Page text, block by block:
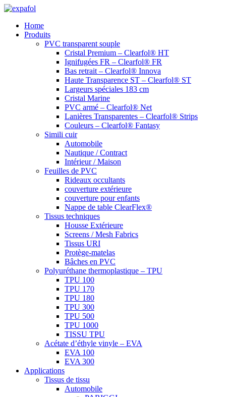
Aller
contenuHome
Produits
PVC transparent souple
Cristal Premium – Clearfol® HT
Ignifugées FR – Clearfol® FR
Bas retrait – Clearfol® Innova
Haute Transparence ST – Clearfol® ST
Largeurs spéciales 183 cm
Cristal Marine
PVC armé – Clearfol® Net
Lanières Transparentes – Clearfol® Strips
Couleurs – Clearfol® Fantasy
Simili cuir
Automobile
Nautique / Contract
Intérieur / Maison
Feuilles de PVC
Rideaux occultants
couverture extérieure
couverture pour enfants
Nappe de table ClearFlex®
Tissus techniques
Housse Extérieure
Screens / Mesh Fabrics
Tissus URI
Protège-matelas
Bâches en PVC
Polyuréthane thermoplastique – TPU
TPU 100
TPU 170
TPU 180
TPU 300
TPU 500
TPU 1000
TISSU TPU
Acétate d’éthyle vinyle – EVA
EVA 100
EVA 300
Applications
Tissus de tissu
Automobile